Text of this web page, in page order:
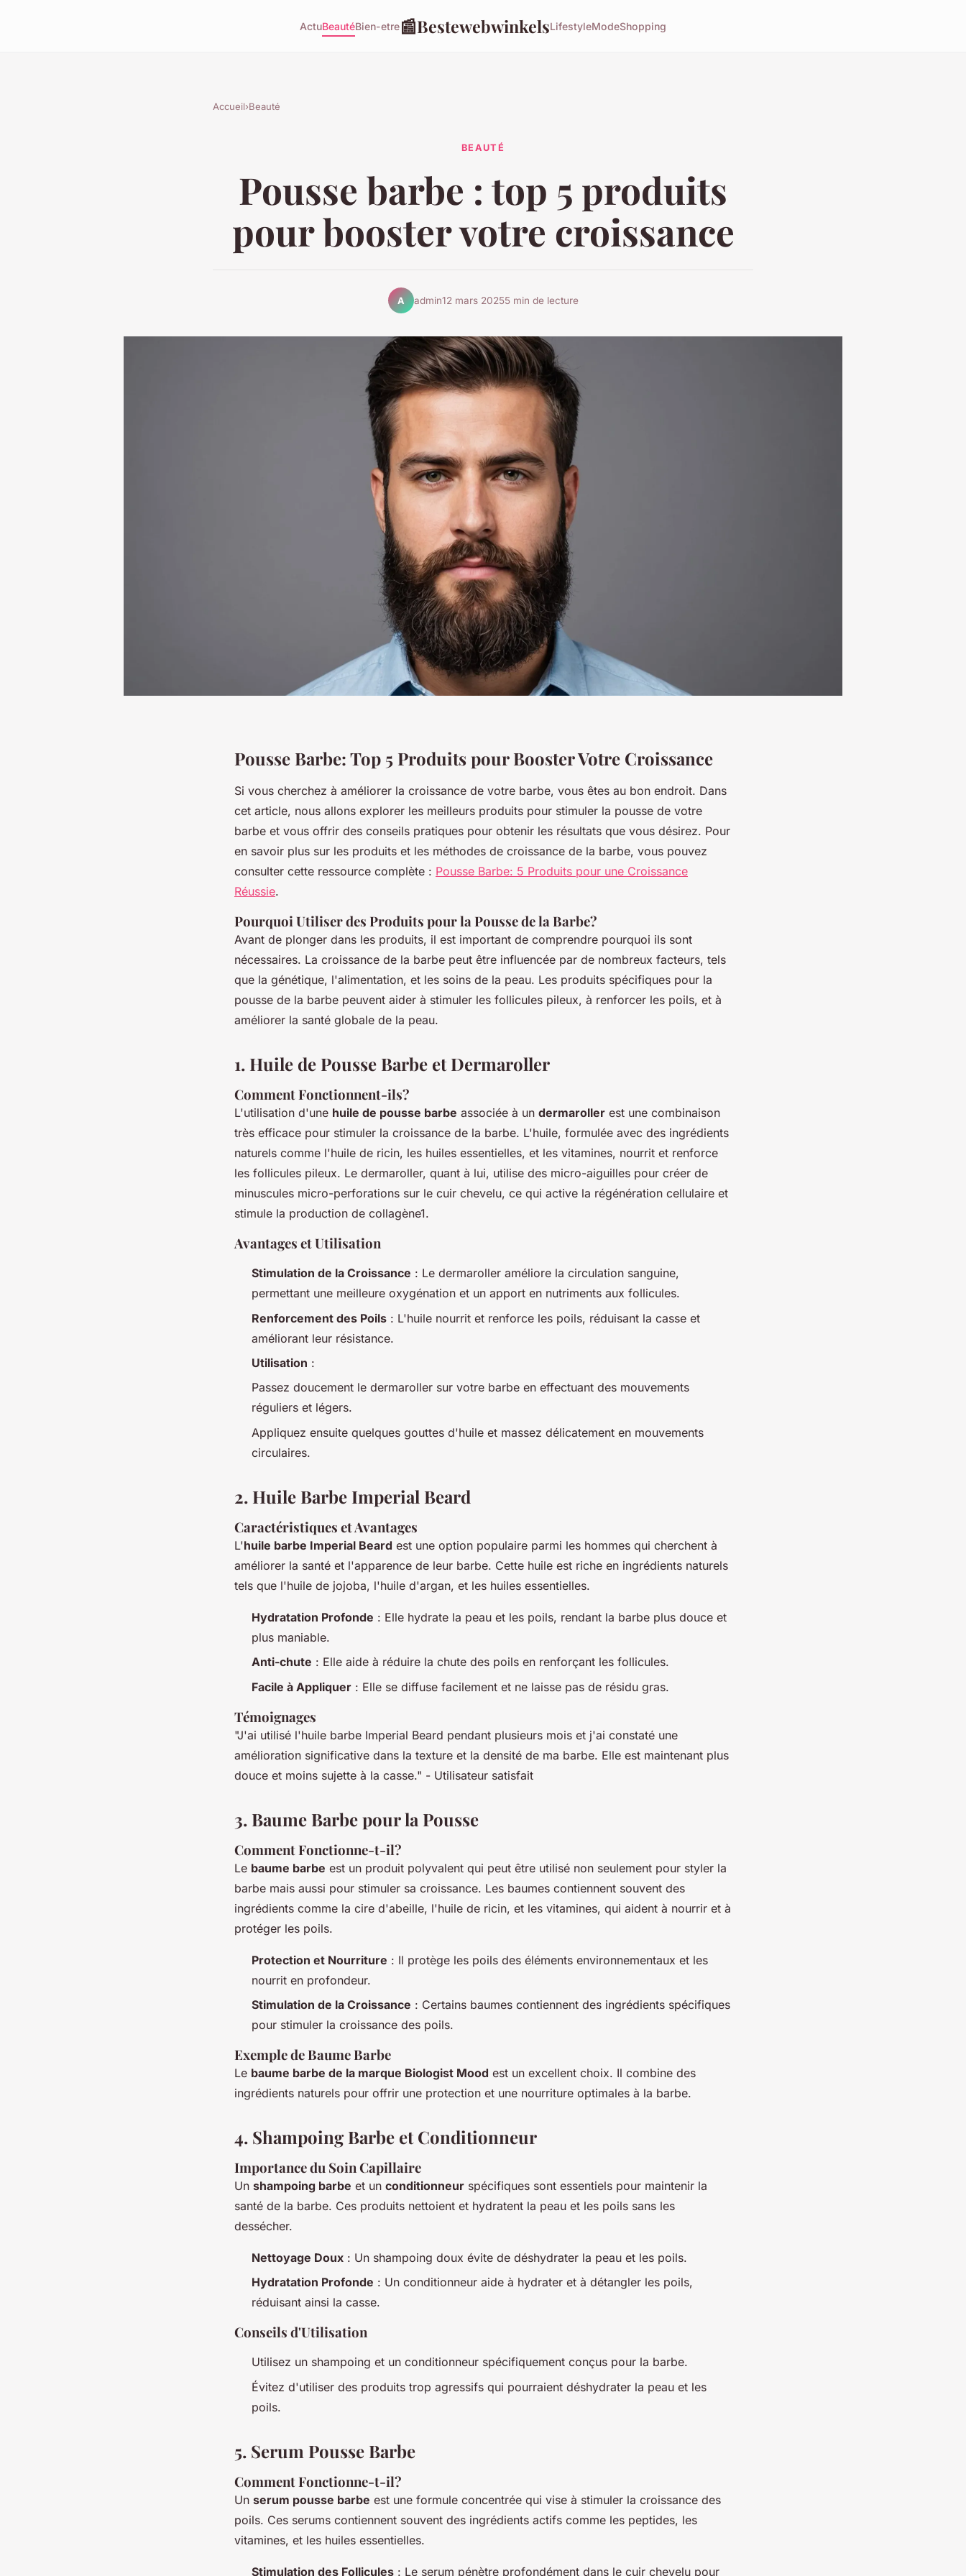
ActuBeautéBien-etre📰BestewebwinkelsLifestyleModeShopping
Accueil›Beauté
BEAUTÉ
Pousse barbe : top 5 produits
pour booster votre croissance
A admin12 mars 20255 min de lecture
Pousse Barbe: Top 5 Produits pour Booster Votre Croissance
Si vous cherchez à améliorer la croissance de votre barbe, vous êtes au bon endroit. Dans
cet article, nous allons explorer les meilleurs produits pour stimuler la pousse de votre
barbe et vous offrir des conseils pratiques pour obtenir les résultats que vous désirez. Pour
en savoir plus sur les produits et les méthodes de croissance de la barbe, vous pouvez
consulter cette ressource complète : Pousse Barbe: 5 Produits pour une Croissance
Réussie.
Pourquoi Utiliser des Produits pour la Pousse de la Barbe?
Avant de plonger dans les produits, il est important de comprendre pourquoi ils sont
nécessaires. La croissance de la barbe peut être influencée par de nombreux facteurs, tels
que la génétique, l'alimentation, et les soins de la peau. Les produits spécifiques pour la
pousse de la barbe peuvent aider à stimuler les follicules pileux, à renforcer les poils, et à
améliorer la santé globale de la peau.
1. Huile de Pousse Barbe et Dermaroller
Comment Fonctionnent-ils?
L'utilisation d'une huile de pousse barbe associée à un dermaroller est une combinaison
très efficace pour stimuler la croissance de la barbe. L'huile, formulée avec des ingrédients
naturels comme l'huile de ricin, les huiles essentielles, et les vitamines, nourrit et renforce
les follicules pileux. Le dermaroller, quant à lui, utilise des micro-aiguilles pour créer de
minuscules micro-perforations sur le cuir chevelu, ce qui active la régénération cellulaire et
stimule la production de collagène1.
Avantages et Utilisation
Stimulation de la Croissance : Le dermaroller améliore la circulation sanguine,
permettant une meilleure oxygénation et un apport en nutriments aux follicules.
Renforcement des Poils : L'huile nourrit et renforce les poils, réduisant la casse et
améliorant leur résistance.
Utilisation :
Passez doucement le dermaroller sur votre barbe en effectuant des mouvements
réguliers et légers.
Appliquez ensuite quelques gouttes d'huile et massez délicatement en mouvements
circulaires.
2. Huile Barbe Imperial Beard
Caractéristiques et Avantages
L'huile barbe Imperial Beard est une option populaire parmi les hommes qui cherchent à
améliorer la santé et l'apparence de leur barbe. Cette huile est riche en ingrédients naturels
tels que l'huile de jojoba, l'huile d'argan, et les huiles essentielles.
Hydratation Profonde : Elle hydrate la peau et les poils, rendant la barbe plus douce et
plus maniable.
Anti-chute : Elle aide à réduire la chute des poils en renforçant les follicules.
Facile à Appliquer : Elle se diffuse facilement et ne laisse pas de résidu gras.
Témoignages
"J'ai utilisé l'huile barbe Imperial Beard pendant plusieurs mois et j'ai constaté une
amélioration significative dans la texture et la densité de ma barbe. Elle est maintenant plus
douce et moins sujette à la casse." - Utilisateur satisfait
3. Baume Barbe pour la Pousse
Comment Fonctionne-t-il?
Le baume barbe est un produit polyvalent qui peut être utilisé non seulement pour styler la
barbe mais aussi pour stimuler sa croissance. Les baumes contiennent souvent des
ingrédients comme la cire d'abeille, l'huile de ricin, et les vitamines, qui aident à nourrir et à
protéger les poils.
Protection et Nourriture : Il protège les poils des éléments environnementaux et les
nourrit en profondeur.
Stimulation de la Croissance : Certains baumes contiennent des ingrédients spécifiques
pour stimuler la croissance des poils.
Exemple de Baume Barbe
Le baume barbe de la marque Biologist Mood est un excellent choix. Il combine des
ingrédients naturels pour offrir une protection et une nourriture optimales à la barbe.
4. Shampoing Barbe et Conditionneur
Importance du Soin Capillaire
Un shampoing barbe et un conditionneur spécifiques sont essentiels pour maintenir la
santé de la barbe. Ces produits nettoient et hydratent la peau et les poils sans les
dessécher.
Nettoyage Doux : Un shampoing doux évite de déshydrater la peau et les poils.
Hydratation Profonde : Un conditionneur aide à hydrater et à détangler les poils,
réduisant ainsi la casse.
Conseils d'Utilisation
Utilisez un shampoing et un conditionneur spécifiquement conçus pour la barbe.
Évitez d'utiliser des produits trop agressifs qui pourraient déshydrater la peau et les
poils.
5. Serum Pousse Barbe
Comment Fonctionne-t-il?
Un serum pousse barbe est une formule concentrée qui vise à stimuler la croissance des
poils. Ces serums contiennent souvent des ingrédients actifs comme les peptides, les
vitamines, et les huiles essentielles.
Stimulation des Follicules : Le serum pénètre profondément dans le cuir chevelu pour